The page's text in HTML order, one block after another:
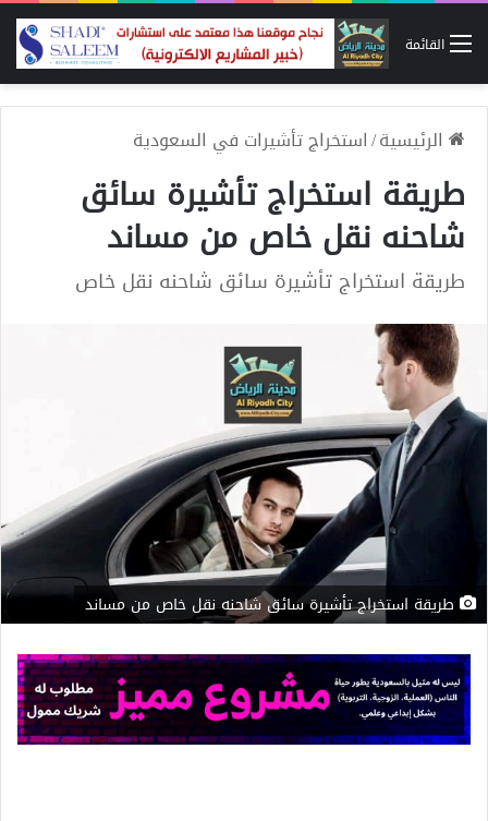
القائمة
الرئيسية/استخراج تأشيرات في السعودية
طريقة استخراج تأشيرة سائق
شاحنه نقل خاص من مساند
طريقة استخراج تأشيرة سائق شاحنه نقل خاص
طريقة استخراج تأشيرة سائق شاحنه نقل خاص من مساند